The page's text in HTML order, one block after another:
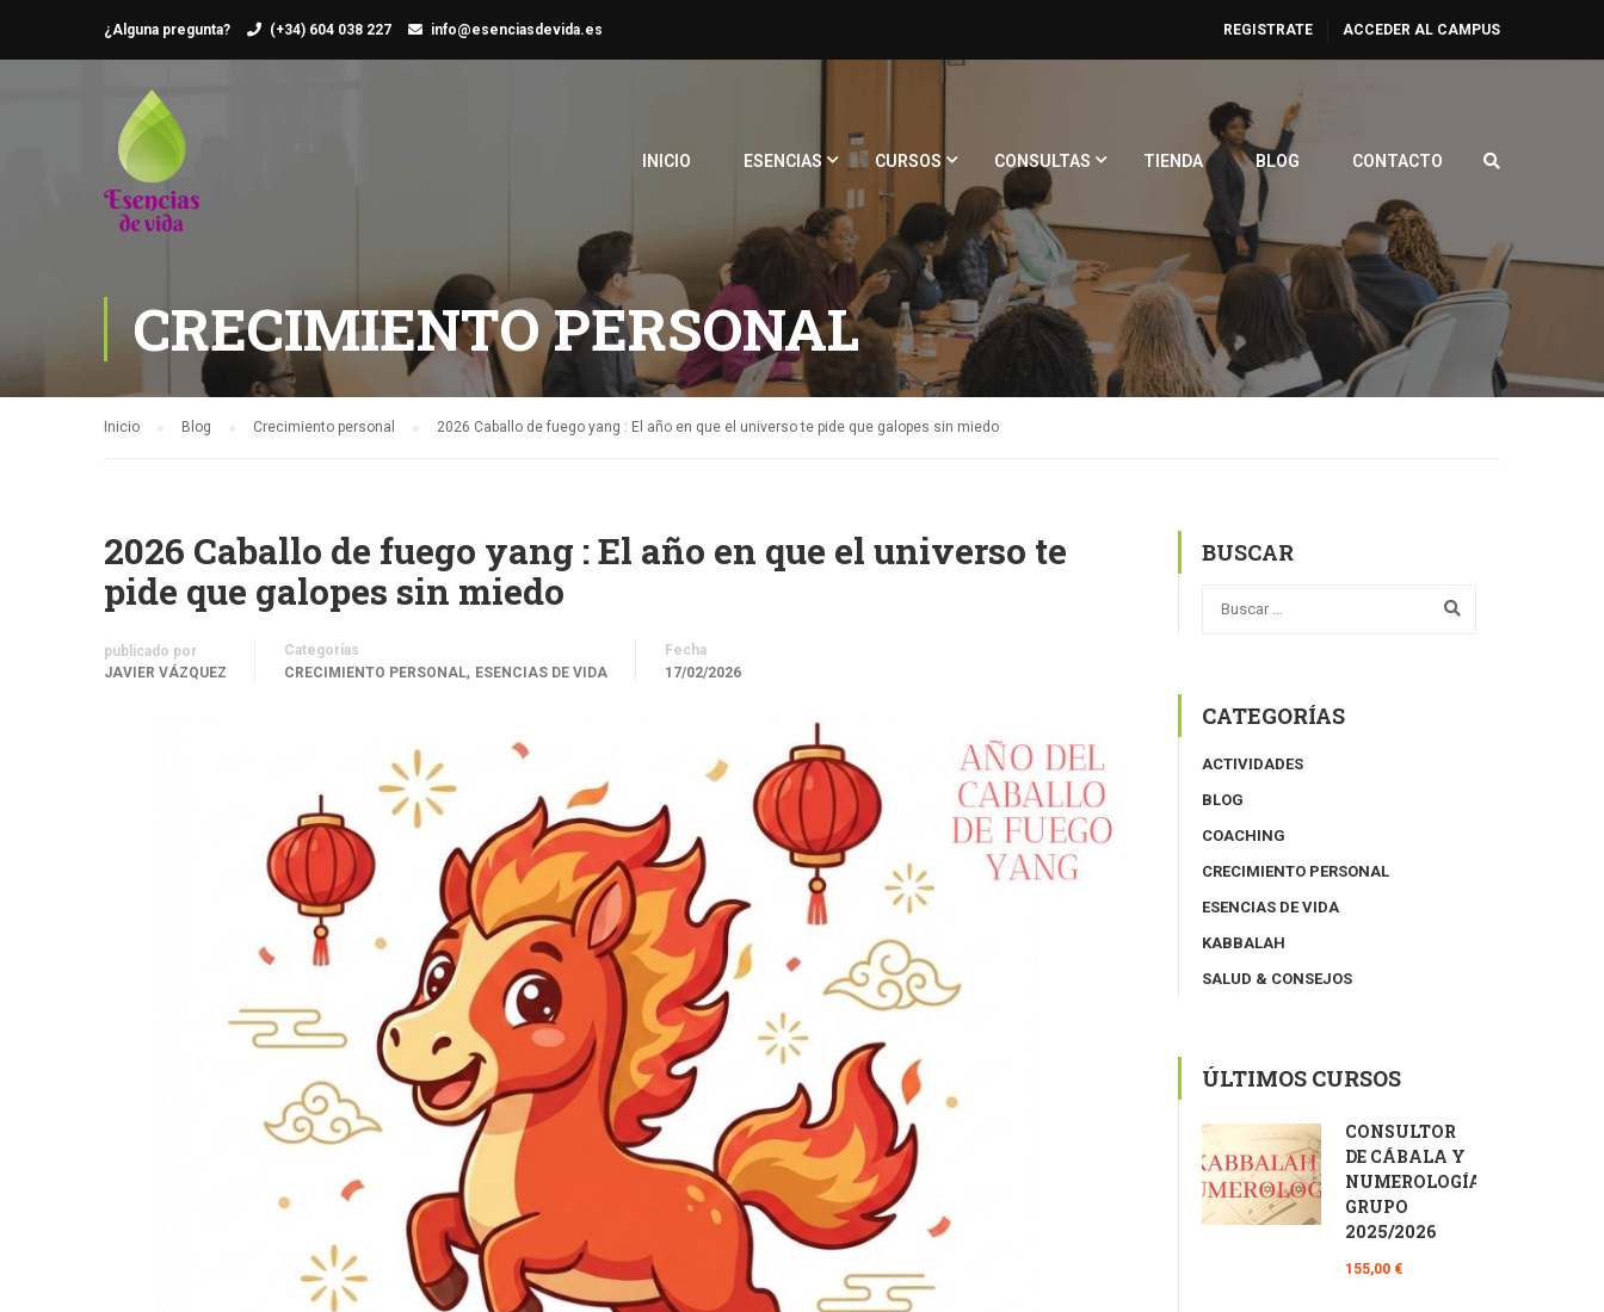
¿Alguna pregunta? (+34) 604 038 227 info@esenciasdevida.es REGISTRATE ACCEDER AL CAMPUS
INICIO ESENCIAS CURSOS CONSULTAS TIENDA BLOG CONTACTO
CRECIMIENTO PERSONAL
Inicio Blog Crecimiento personal 2026 Caballo de fuego yang : El año en que el universo te pide que galopes sin miedo
2026 Caballo de fuego yang : El año en que el universo te
pide que galopes sin miedo
publicado por
JAVIER VÁZQUEZ
Categorías
CRECIMIENTO PERSONAL, ESENCIAS DE VIDA
Fecha
17/02/2026
BUSCAR
CATEGORÍAS
ACTIVIDADES
BLOG
COACHING
CRECIMIENTO PERSONAL
ESENCIAS DE VIDA
KABBALAH
SALUD & CONSEJOS
ÚLTIMOS CURSOS
CONSULTOR
DE CÁBALA Y
NUMEROLOGÍA
GRUPO
2025/2026
155,00 €